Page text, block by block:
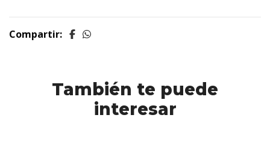
Compartir:
También te puede
interesar